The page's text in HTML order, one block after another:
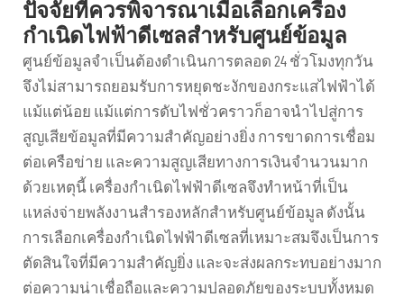
ปัจจัยที่ควรพิจารณาเมื่อเลือกเครื่อง
กำเนิดไฟฟ้าดีเซลสำหรับศูนย์ข้อมูล
ศูนย์ข้อมูลจำเป็นต้องดำเนินการตลอด 24 ชั่วโมงทุกวัน
จึงไม่สามารถยอมรับการหยุดชะงักของกระแสไฟฟ้าได้
แม้แต่น้อย แม้แต่การดับไฟชั่วคราวก็อาจนำไปสู่การ
สูญเสียข้อมูลที่มีความสำคัญอย่างยิ่ง การขาดการเชื่อม
ต่อเครือข่าย และความสูญเสียทางการเงินจำนวนมาก
ด้วยเหตุนี้ เครื่องกำเนิดไฟฟ้าดีเซลจึงทำหน้าที่เป็น
แหล่งจ่ายพลังงานสำรองหลักสำหรับศูนย์ข้อมูล ดังนั้น
การเลือกเครื่องกำเนิดไฟฟ้าดีเซลที่เหมาะสมจึงเป็นการ
ตัดสินใจที่มีความสำคัญยิ่ง และจะส่งผลกระทบอย่างมาก
ต่อความน่าเชื่อถือและความปลอดภัยของระบบทั้งหมด